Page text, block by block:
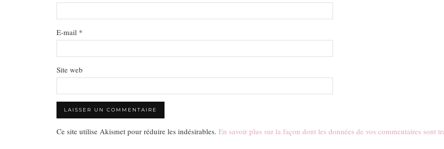
E-mail *
Site web
Ce site utilise Akismet pour réduire les indésirables. En savoir plus sur la façon dont les données de vos commentaires sont